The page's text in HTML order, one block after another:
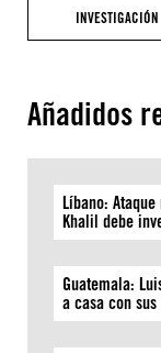
INVESTIGACIÓN
Añadidos
Líbano:
Khalil debe
Guatemala:
a casa con